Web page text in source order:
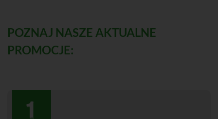
POZNAJ NASZE AKTUALNE
PROMOCJE: